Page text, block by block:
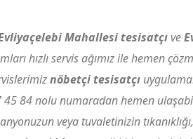
Mahallesi tesisatçıve
hızlı servis ağımız ile hemen
nöbetçi tesisatçı
45 84nolu numaradan hemen
veya tuvaletinizin